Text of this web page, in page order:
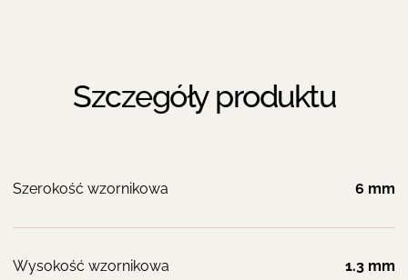
Szczegóły produktu
Szerokość wzornikowa 6 mm
Wysokość wzornikowa 1.3 mm